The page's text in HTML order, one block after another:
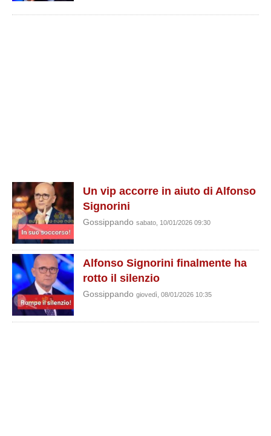
Un vip accorre in aiuto di Alfonso
Signorini
Gossippando sabato, 10/01/2026 09:30
Alfonso Signorini finalmente ha
rotto il silenzio
Gossippando giovedì, 08/01/2026 10:35